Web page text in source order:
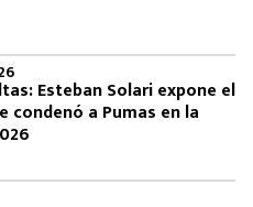
Esteban Solari expone el
condenó a Pumas en la